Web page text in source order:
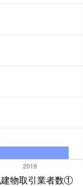
物取引業者数①